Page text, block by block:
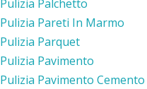
Pulizia Palchetto
Pulizia Pareti In Marmo
Pulizia Parquet
Pulizia Pavimento
Pulizia Pavimento Cemento